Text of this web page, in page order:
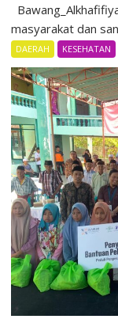
masyarakat dan
DAERAH KESEHATAN